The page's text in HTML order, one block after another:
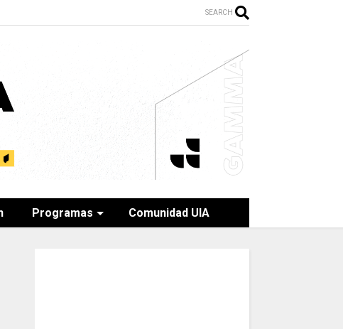
SEARCH
Programas Comunidad UIA